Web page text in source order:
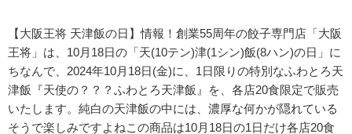
【大阪王将 天津飯の日】情報！創業55周年の餃子専門店「大阪
王将」は、10月18日の「天(10テン)津(1シン)飯(8ハン)の日」に
ちなんで、 2024年10月18日(金)に、1日限りの特別なふわとろ天
津飯『天使の？？？ふわとろ天津飯』を、各店20食限定で販売
いたします。純白の天津飯の中には、濃厚な何かが隠れている
そうで楽しみですよねこの商品は10月18日の1日だけ各店20食